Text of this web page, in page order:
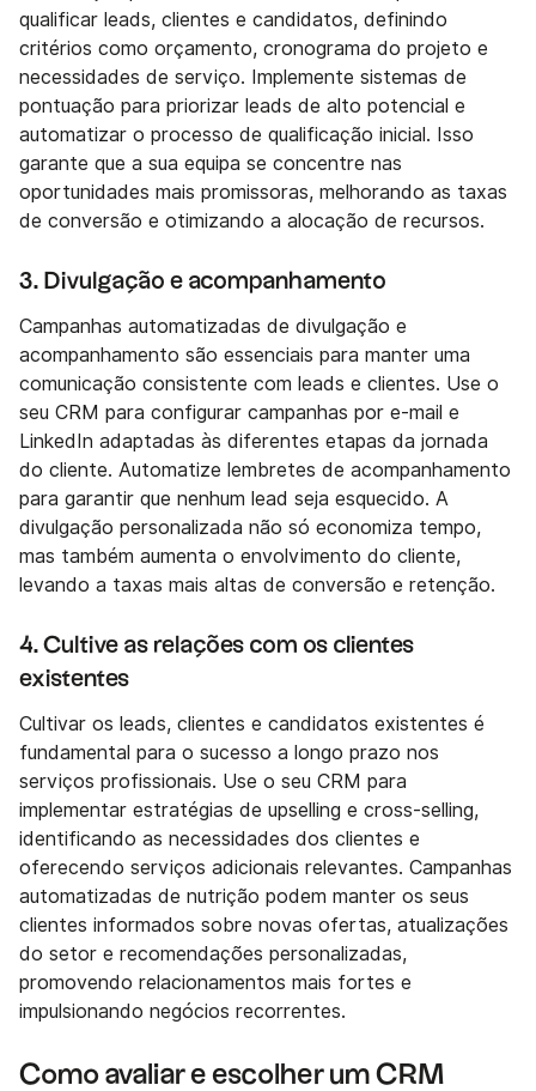
qualificar leads, clientes e candidatos, definindo
critérios como orçamento, cronograma do projeto e
necessidades de serviço. Implemente sistemas de
pontuação para priorizar leads de alto potencial e
automatizar o processo de qualificação inicial. Isso
garante que a sua equipa se concentre nas
oportunidades mais promissoras, melhorando as taxas
de conversão e otimizando a alocação de recursos.
3. Divulgação e acompanhamento
Campanhas automatizadas de divulgação e
acompanhamento são essenciais para manter uma
comunicação consistente com leads e clientes. Use o
seu CRM para configurar campanhas por e-mail e
LinkedIn adaptadas às diferentes etapas da jornada
do cliente. Automatize lembretes de acompanhamento
para garantir que nenhum lead seja esquecido. A
divulgação personalizada não só economiza tempo,
mas também aumenta o envolvimento do cliente,
levando a taxas mais altas de conversão e retenção.
4. Cultive as relações com os clientes
existentes
Cultivar os leads, clientes e candidatos existentes é
fundamental para o sucesso a longo prazo nos
serviços profissionais. Use o seu CRM para
implementar estratégias de upselling e cross-selling,
identificando as necessidades dos clientes e
oferecendo serviços adicionais relevantes. Campanhas
automatizadas de nutrição podem manter os seus
clientes informados sobre novas ofertas, atualizações
do setor e recomendações personalizadas,
promovendo relacionamentos mais fortes e
impulsionando negócios recorrentes.
Como avaliar e escolher um CRM